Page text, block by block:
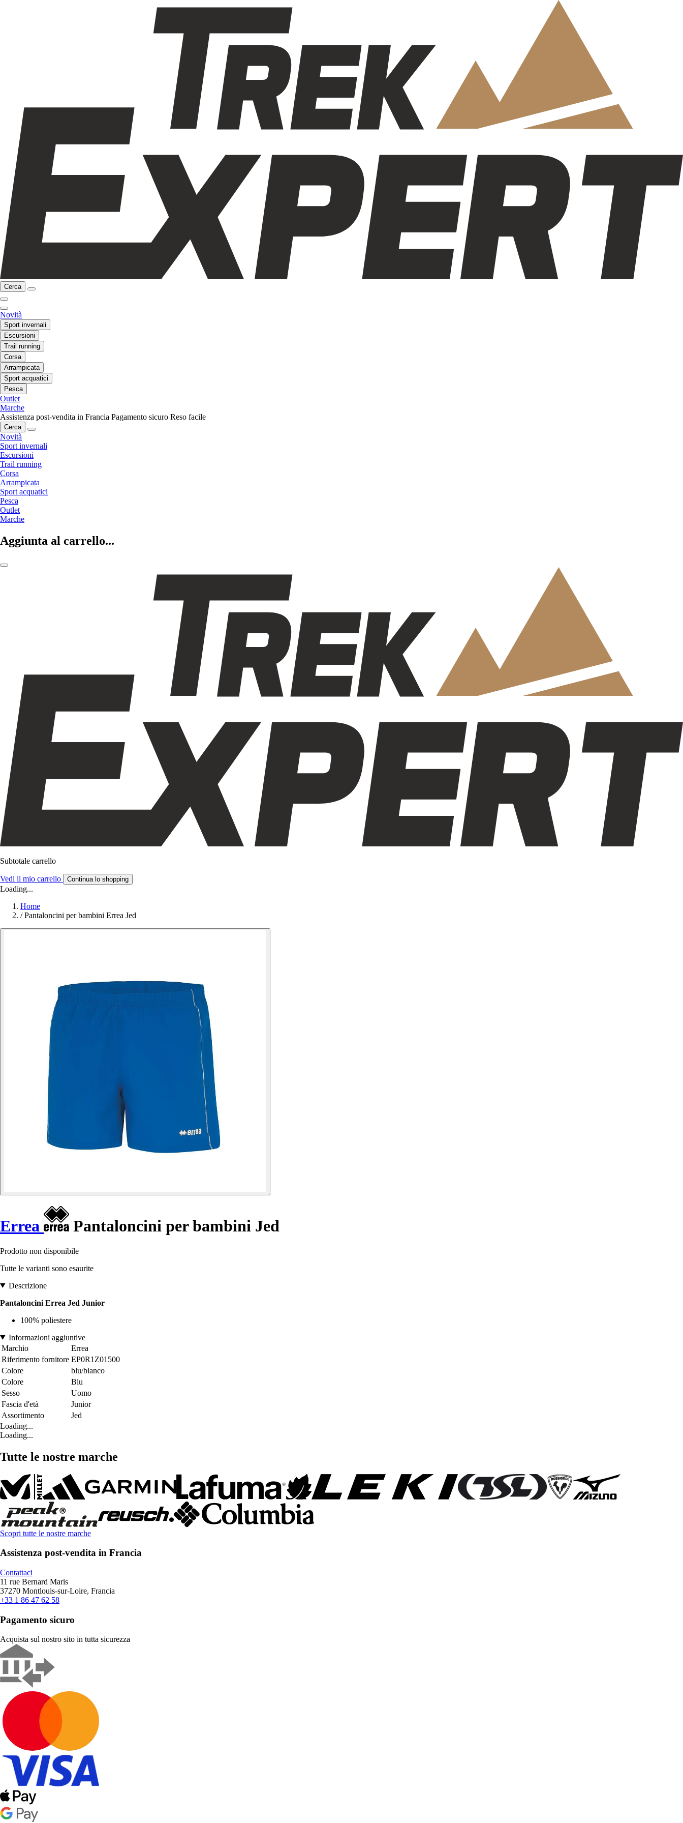
Cerca
Novità
Sport invernali
Escursioni
Trail running
Corsa
Arrampicata
Sport acquatici
Pesca
Outlet
Marche
Assistenza post-vendita in Francia Pagamento sicuro Reso facile
Cerca
Novità
Sport invernali
Escursioni
Trail running
Corsa
Arrampicata
Sport acquatici
Pesca
Outlet
Marche
Aggiunta al carrello...
Subtotale carrello
Vedi il mio carrello Continua lo shopping
Loading...
Home
/ Pantaloncini per bambini Errea Jed
Errea Pantaloncini per bambini Jed
Prodotto non disponibile
Tutte le varianti sono esaurite
Descrizione
Pantaloncini Errea Jed Junior
100% poliestere
Informazioni aggiuntive
Marchio
Errea
Riferimento fornitore EP0R1Z01500
Colore
blu/bianco
Colore
Blu
Sesso
Uomo
Fascia d'età
Junior
Assortimento
Jed
Loading...
Loading...
Tutte le nostre marche
Scopri tutte le nostre marche
Assistenza post-vendita in Francia
Contattaci
11 rue Bernard Maris
37270 Montlouis-sur-Loire, Francia
+33 1 86 47 62 58
Pagamento sicuro
Acquista sul nostro sito in tutta sicurezza